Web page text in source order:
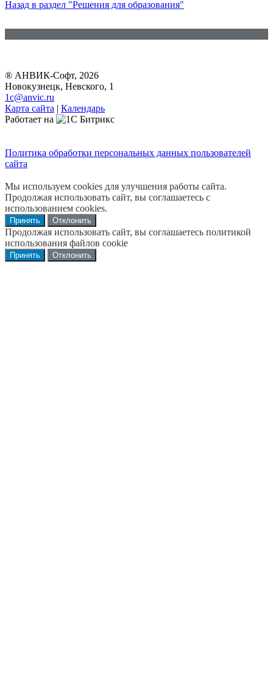
Назад в раздел "Решения для образования"
® АНВИК-Софт, 2026
Новокузнецк, Невского, 1
1c@anvic.ru
Карта сайта | Календарь
Работает на
Политика обработки персональных данных пользователей
сайта
Мы используем cookies для улучшения работы сайта.
Продолжая использовать сайт, вы соглашаетесь с
использованием cookies.
Принять Отклонить
Продолжая использовать сайт, вы соглашаетесь политикой
использования файлов cookie
Принять Отклонить